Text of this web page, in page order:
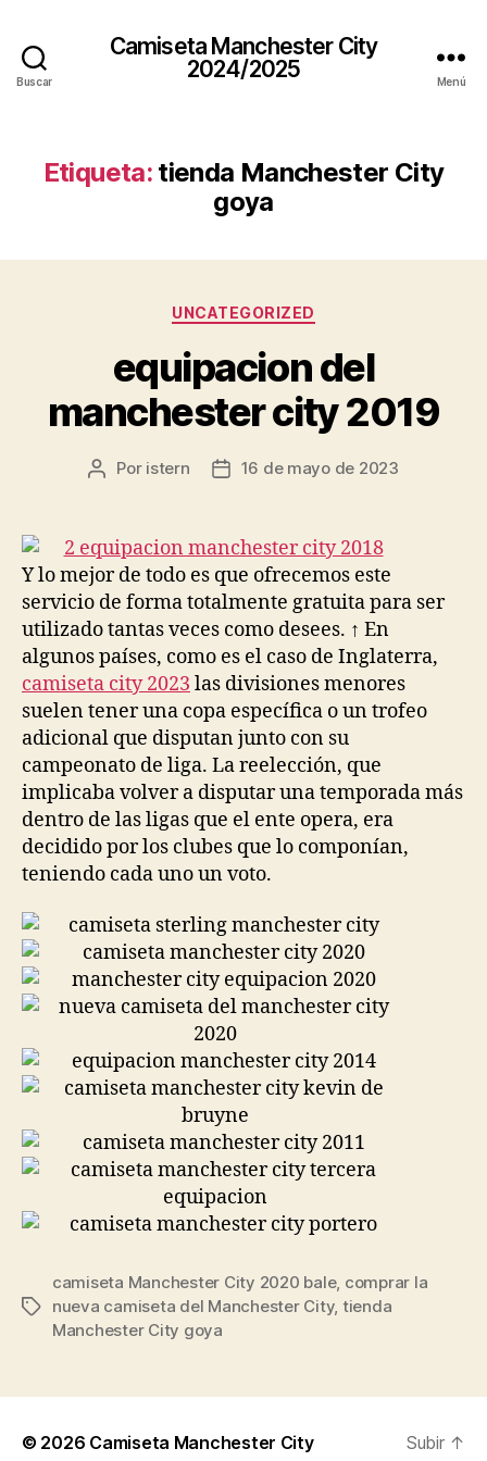
Buscar
Camiseta Manchester City
2024/2025
Menú
Etiqueta: tienda Manchester City
goya
Categorías
UNCATEGORIZED
equipacion del
manchester city 2019
Autor
entrada
Por istern
Fecha
entrada
16 de mayo de 2023
Y lo mejor de todo es que ofrecemos este
servicio de forma totalmente gratuita para ser
utilizado tantas veces como desees. ↑ En
algunos países, como es el caso de Inglaterra,
camiseta city 2023 las divisiones menores
suelen tener una copa específica o un trofeo
adicional que disputan junto con su
campeonato de liga. La reelección, que
implicaba volver a disputar una temporada más
dentro de las ligas que el ente opera, era
decidido por los clubes que lo componían,
teniendo cada uno un voto.
Etiquetas
camiseta Manchester City 2020 bale, comprar la
nueva camiseta del Manchester City, tienda
Manchester City goya
© 2026 Camiseta Manchester City
Subir ↑